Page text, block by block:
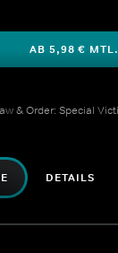
AB 5,98 € MTL.
DETAILS